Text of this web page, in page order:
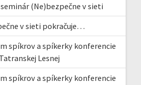
(Ne)bezpečne v sieti
v sieti pokračuje…
spíkrov a spíkerky konferencie
Lesnej
spíkrov a spíkerky konferencie